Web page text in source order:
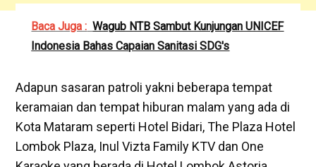
Baca Juga : Wagub NTB Sambut Kunjungan UNICEF
Indonesia Bahas Capaian Sanitasi SDG's
Adapun sasaran patroli yakni beberapa tempat
keramaian dan tempat hiburan malam yang ada di
Kota Mataram seperti Hotel Bidari, The Plaza Hotel
Lombok Plaza, Inul Vizta Family KTV dan One